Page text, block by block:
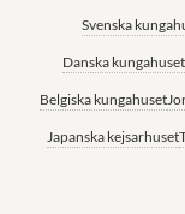
Svenska
Danska kungahuset
Belgiska kungahuset
Japanska kejsarhuset